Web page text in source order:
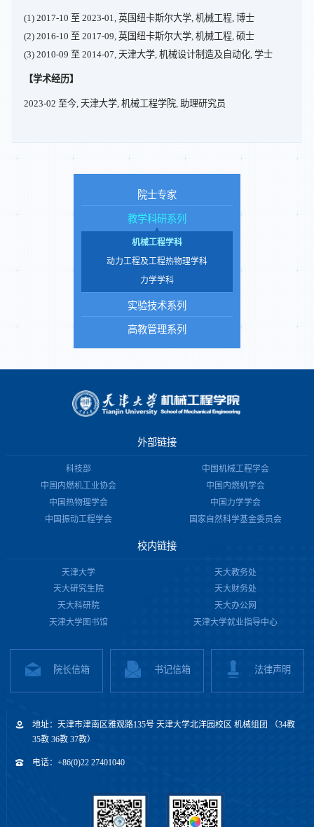
(1) 2017-10 至 2023-01, 英国纽卡斯尔大学, 机械工程, 博士
(2) 2016-10 至 2017-09, 英国纽卡斯尔大学, 机械工程, 硕士
(3) 2010-09 至 2014-07, 天津大学, 机械设计制造及自动化, 学士
【学术经历】
2023-02 至今, 天津大学, 机械工程学院, 助理研究员
院士专家
教学科研系列
机械工程学科
动力工程及工程热物理学科
力学学科
实验技术系列
高教管理系列
外部链接
科技部
中国机械工程学会
中国内燃机工业协会
中国内燃机学会
中国热物理学会
中国力学学会
中国振动工程学会
国家自然科学基金委员会
校内链接
天津大学
天大教务处
天大研究生院
天大财务处
天大科研院
天大办公网
天津大学图书馆
天津大学就业指导中心
院长信箱 书记信箱 法律声明
地址：天津市津南区雅观路135号 天津大学北洋园校区 机械组团 （34教
35教 36教 37教）
电话：+86(0)22 27401040